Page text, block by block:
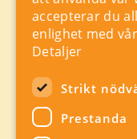
Rådgivning:08-762 67
Växel:08-762 67 55
Hitta snabbt
A-Ö
accepterar du
enlighet med
Detaljer
Strikt
Prestanda